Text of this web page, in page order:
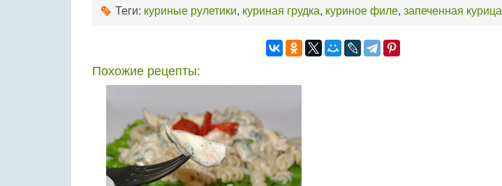
Теги: куриные рулетики, куриная грудка, куриное филе, запеченная курица
Похожие рецепты: